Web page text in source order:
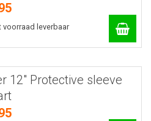
voorraad leverbaar
12" Protective sleeve